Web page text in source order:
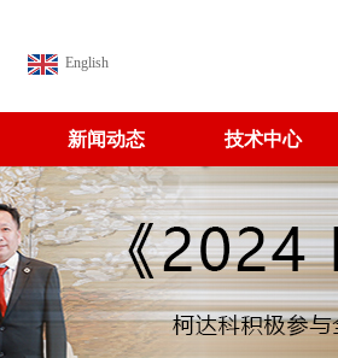
English
新闻动态 技术中心